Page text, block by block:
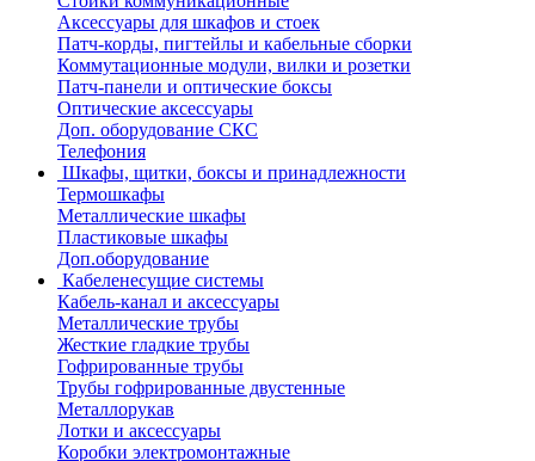
Аксессуары для шкафов и стоек
Патч-корды, пигтейлы и кабельные сборки
Коммутационные модули, вилки и розетки
Патч-панели и оптические боксы
Оптические аксессуары
Доп. оборудование СКС
Телефония
Шкафы, щитки, боксы и принадлежности
Термошкафы
Металлические шкафы
Пластиковые шкафы
Доп.оборудование
Кабеленесущие системы
Кабель-канал и аксессуары
Металлические трубы
Жесткие гладкие трубы
Гофрированные трубы
Трубы гофрированные двустенные
Металлорукав
Лотки и аксессуары
Коробки электромонтажные